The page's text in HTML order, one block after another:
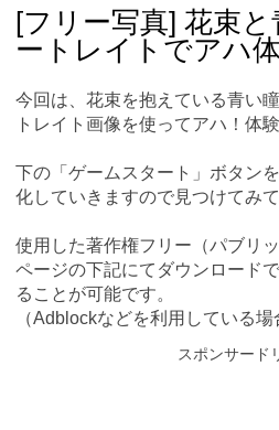
content[フリー写真] 花束
ートレイトでアハ
今回は、花束を抱えている青い
トレイト画像を使ってアハ！体
下の「ゲームスタート」ボタン
化していきますので見つけてみて
使用した著作権フリー（パブリ
ページの下記にてダウンロード
ることが可能です。
（Adblockなどを利用している場
スポンサード